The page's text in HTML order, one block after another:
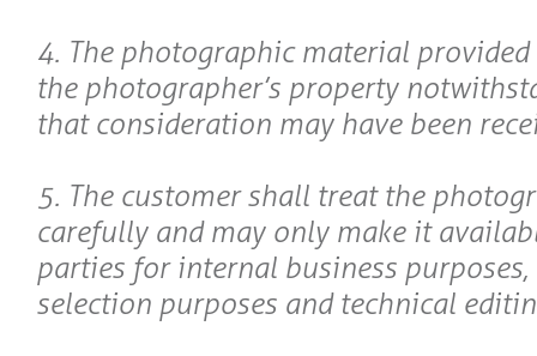
4. The photographic material
the photographer’s property
that consideration may have been
5. The customer shall treat the
carefully and may only make it
parties for internal business
selection purposes and technical